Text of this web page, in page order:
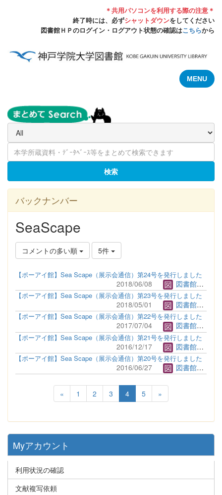
＊共用パソコンを利用する際の注意＊
終了時には、必ずシャットダウンをしてください
図書館ＨＰのログイン・ログアウト状態の確認はこちらから
MENU
検索
バックナンバー
SeaScape
コメントの多い順 5件
【ポーアイ館】Sea Scape（展示会通信）第24号を発行しました
2018/06/08 図書館管理者
【ポーアイ館】Sea Scape（展示会通信）第23号を発行しました
2018/05/01 図書館管理者
【ポーアイ館】Sea Scape（展示会通信）第22号を発行しました
2017/07/04 図書館管理者
【ポーアイ館】Sea Scape（展示会通信）第21号を発行しました
2016/12/17 図書館管理者
【ポーアイ館】Sea Scape（展示会通信）第20号を発行しました
2016/06/27 図書館管理者
« 1 2 3 4 5 »
Myアカウント
利用状況の確認
文献複写依頼